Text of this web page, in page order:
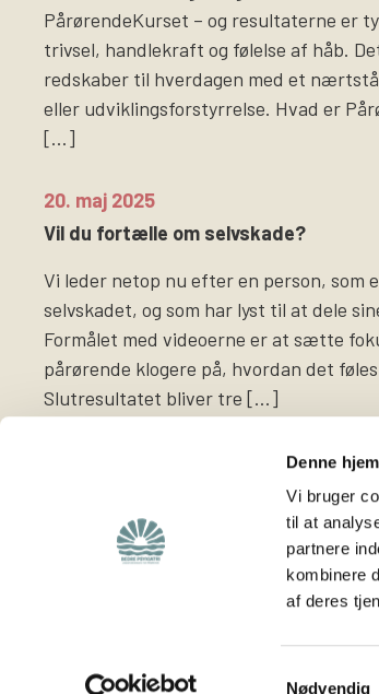
Denne
Vi bruger
til at
partnere
kombinere
af deres
Nødvendig
PårørendeKurset – og resultaterne er
trivsel, handlekraft og følelse af håb.
redskaber til hverdagen med et
eller udviklingsforstyrrelse. Hvad er
[…]
20. maj 2025
Vil du fortælle om selvskade?
Vi leder netop nu efter en person, som
selvskadet, og som har lyst til at dele
Formålet med videoerne er at sætte
pårørende klogere på, hvordan det
Slutresultatet bliver tre […]
Hjemmeside for
Støt os
Støt
Bliv